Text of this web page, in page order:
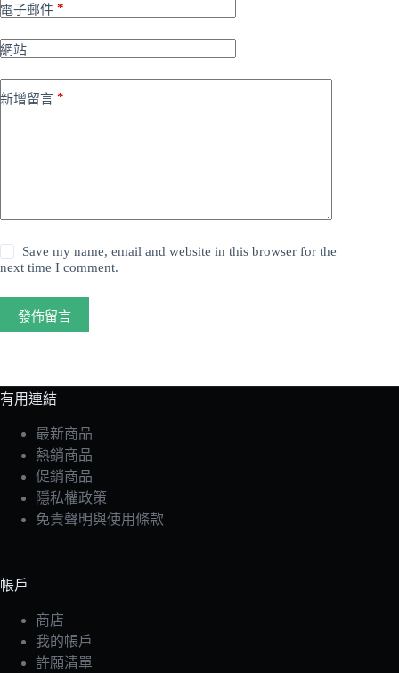
電子郵件 *
網站
新增留言 *
Save my name, email and website in this browser for the
next time I comment.
發佈留言
有用連結
最新商品
熱銷商品
促銷商品
隱私權政策
免責聲明與使用條款
帳戶
商店
我的帳戶
許願清單